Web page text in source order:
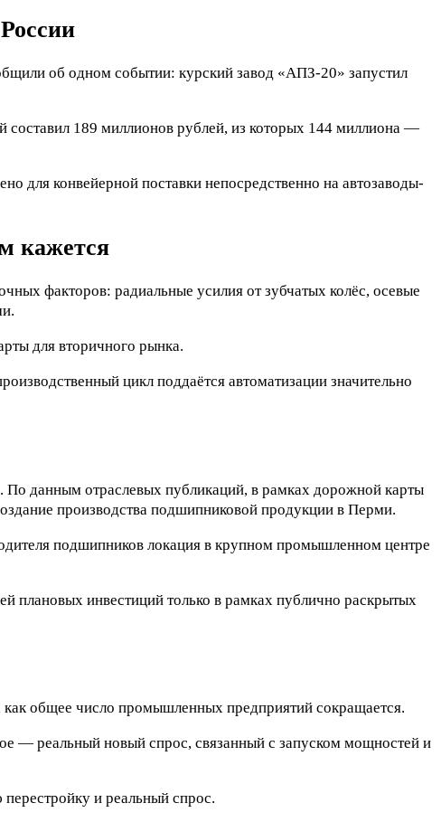
об одном событии: курский завод «АПЗ-20» запустил
189 миллионов рублей, из которых 144 миллиона —
для конвейерной поставки непосредственно на автозаводы-
кажется
факторов: радиальные усилия от зубчатых колёс, осевые
для вторичного рынка.
цикл поддаётся автоматизации значительно
По данным отраслевых публикаций, в рамках дорожной карты
производства подшипниковой продукции в Перми.
подшипников локация в крупном промышленном центре
инвестиций только в рамках публично раскрытых
как общее число промышленных предприятий сокращается.
— реальный новый спрос, связанный с запуском мощностей и
и реальный спрос.